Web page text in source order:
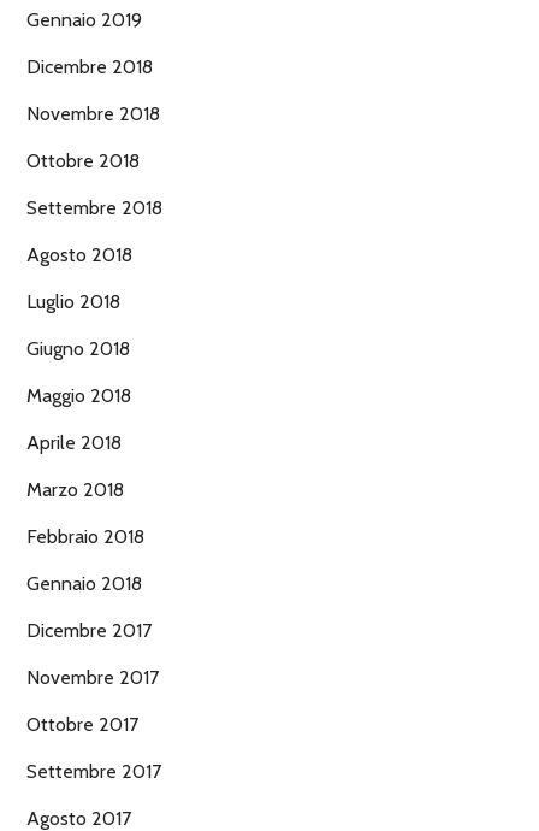
Gennaio 2019
Dicembre 2018
Novembre 2018
Ottobre 2018
Settembre 2018
Agosto 2018
Luglio 2018
Giugno 2018
Maggio 2018
Aprile 2018
Marzo 2018
Febbraio 2018
Gennaio 2018
Dicembre 2017
Novembre 2017
Ottobre 2017
Settembre 2017
Agosto 2017